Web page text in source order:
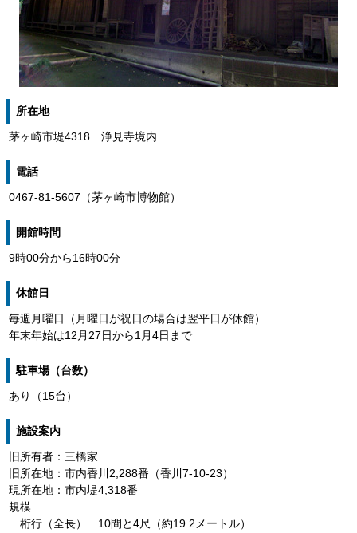
所在地
茅ヶ崎市堤4318 浄見寺境内
電話
0467-81-5607（茅ヶ崎市博物館）
開館時間
9時00分から16時00分
休館日
毎週月曜日（月曜日が祝日の場合は翌平日が休館）
年末年始は12月27日から1月4日まで
駐車場（台数）
あり（15台）
施設案内
旧所有者：三橋家
旧所在地：市内香川2,288番（香川7-10-23）
現所在地：市内堤4,318番
規模
桁行（全長） 10間と4尺（約19.2メートル）